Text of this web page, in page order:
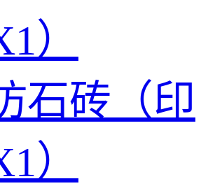
石砖（印
）